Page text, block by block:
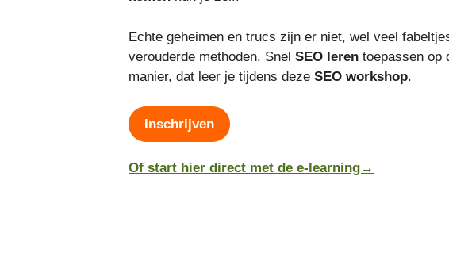
Echte geheimen en trucs zijn er niet, wel veel
verouderde methoden. Snel SEO leren toepassen op
manier, dat leer je tijdens deze SEO workshop.
Inschrijven
Of start hier direct met de e-learning→